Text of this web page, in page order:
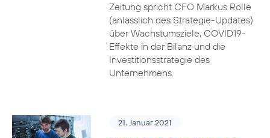
Zeitung spricht CFO Markus Rolle
(anlässlich des Strategie-Updates)
über Wachstumsziele, COVID19-
Effekte in der Bilanz und die
Investitionsstrategie des
Unternehmens.
21. Januar 2021